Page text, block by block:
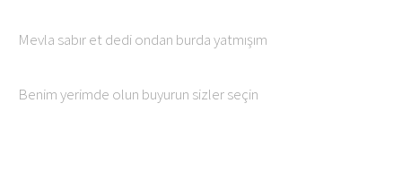
Mevla sabır et dedi ondan burda yatmışım
Benim yerimde olun buyurun sizler seçin